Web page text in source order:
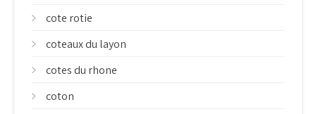
cote rotie
coteaux du layon
cotes du rhone
coton